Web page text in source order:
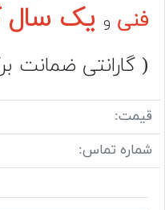
فنی و یک سال
( گارانتی ضمانت
قیمت:
شماره تماس: